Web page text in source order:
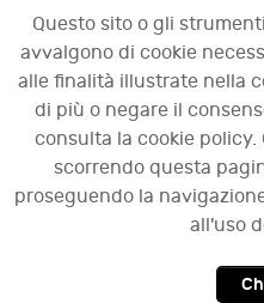
© 2009 - 2026 OCI -
d'impresa.
Questo sito o gli
avvalgono di cookie
alle finalità illustrate nella
di più o negare il
consulta la cookie
scorrendo questa
proseguendo la
all'uso